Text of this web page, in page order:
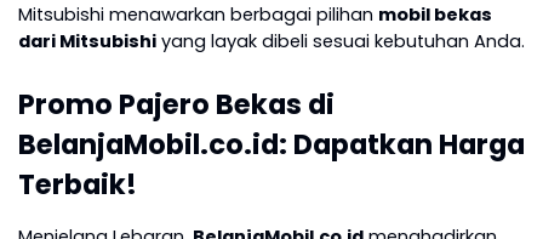
Mitsubishi menawarkan berbagai pilihan mobil bekas
dari Mitsubishi yang layak dibeli sesuai kebutuhan Anda.
Promo Pajero Bekas di
BelanjaMobil.co.id: Dapatkan Harga
Terbaik!